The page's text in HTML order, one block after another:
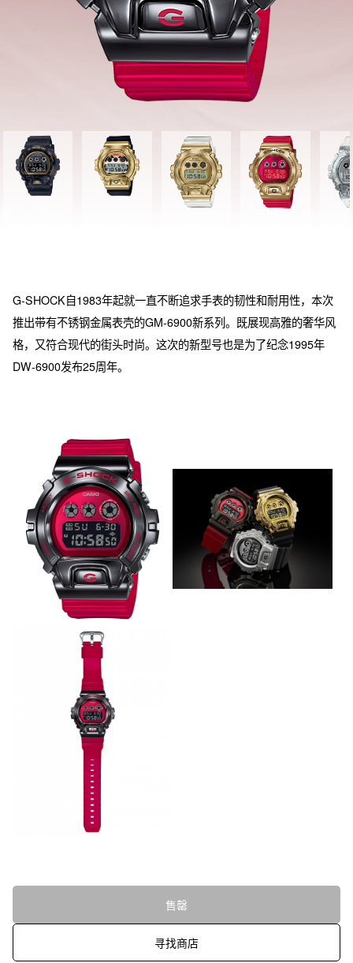
G-SHOCK自1983年起就一直不断追求手表的韧性和耐用性，本次
推出带有不锈钢金属表壳的GM-6900新系列。既展现高雅的奢华风
格，又符合现代的街头时尚。这次的新型号也是为了纪念1995年
DW-6900发布25周年。
售罄
寻找商店